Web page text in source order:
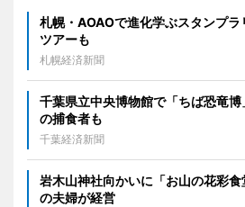
札幌・AOAOで進化学ぶスタンプ
ツアーも
札幌経済新聞
千葉県立中央博物館で「ちば恐竜
の捕食者も
千葉経済新聞
岩木山神社向かいに「お山の花彩
の夫婦が経営